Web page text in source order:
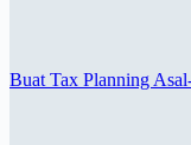
Buat Tax Planning